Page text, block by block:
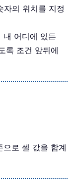
자의 위치를 지정
내 어디에 있든
록 조건 앞뒤에
로 셀 값을 합계